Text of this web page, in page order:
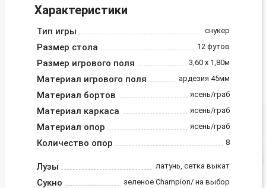
Характеристики
Тип игры снукер
Размер стола 12 футов
Размер игрового поля 3,60 х 1,80м
Материал игрового поля ардезия 45мм
Материал бортов ясень/граб
Материал каркаса ясень/граб
Материал опор ясень/граб
Количество опор 8
Лузы латунь, сетка выкат
Сукно зеленое Champion/ на выбор